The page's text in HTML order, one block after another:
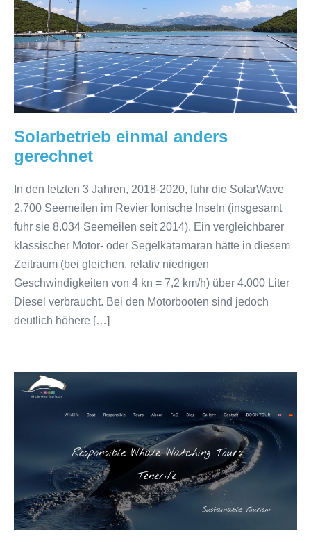
Solarbetrieb einmal anders
gerechnet
In den letzten 3 Jahren, 2018-2020, fuhr die SolarWave
2.700 Seemeilen im Revier Ionische Inseln (insgesamt
fuhr sie 8.034 Seemeilen seit 2014). Ein vergleichbarer
klassischer Motor- oder Segelkatamaran hätte in diesem
Zeitraum (bei gleichen, relativ niedrigen
Geschwindigkeiten von 4 kn = 7,2 km/h) über 4.000 Liter
Diesel verbraucht. Bei den Motorbooten sind jedoch
deutlich höhere […]
Walbeobachtung
Gomera